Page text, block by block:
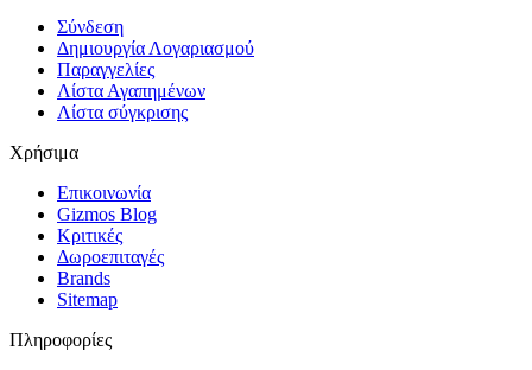
Σύνδεση
Δημιουργία Λογαριασμού
Παραγγελίες
Λίστα Αγαπημένων
Λίστα σύγκρισης
Χρήσιμα
Επικοινωνία
Gizmos Blog
Κριτικές
Δωροεπιταγές
Brands
Sitemap
Πληροφορίες